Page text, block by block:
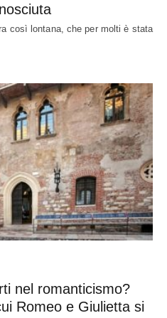
così lontana, che per molti è stata
nel romanticismo?
Romeo e Giulietta si